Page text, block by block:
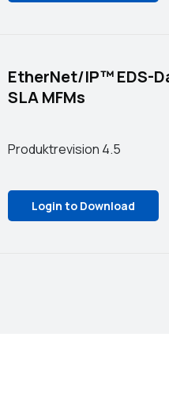
EtherNet/IP™ EDS-
SLA MFMs
Produktrevision 4.5
Login to Download